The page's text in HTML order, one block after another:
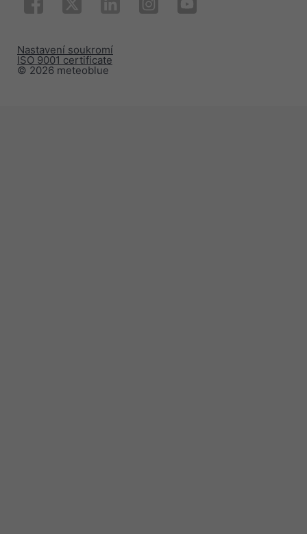
© 2026 meteoblue
ISO 9001 certificate
Nastavení soukromí